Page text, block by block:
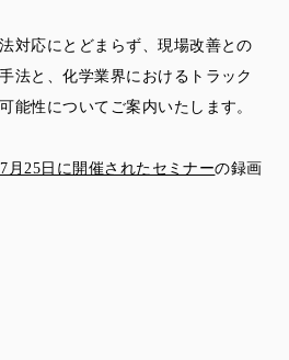
対応にとどまらず、現場改善との
法と、化学業界におけるトラック
能性についてご案内いたします。
月25日に開催されたセミナーの録画